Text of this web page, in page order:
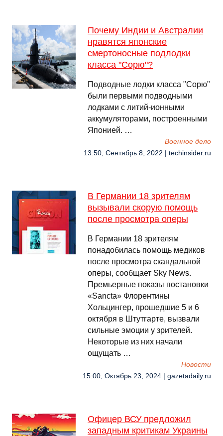
Почему Индии и Австралии
нравятся японские
смертоносные подлодки
класса "Сорю"?
Подводные лодки класса "Сорю"
были первыми подводными
лодками с литий-ионными
аккумуляторами, построенными
Японией. …
Военное дело
13:50, Сентябрь 8, 2022 | techinsider.ru
В Германии 18 зрителям
вызывали скорую помощь
после просмотра оперы
В Германии 18 зрителям
понадобилась помощь медиков
после просмотра скандальной
оперы, сообщает Sky News.
Премьерные показы постановки
«Sancta» Флорентины
Хольцингер, прошедшие 5 и 6
октября в Штутгарте, вызвали
сильные эмоции у зрителей.
Некоторые из них начали
ощущать …
Новости
15:00, Октябрь 23, 2024 | gazetadaily.ru
Офицер ВСУ предложил
западным критикам Украины